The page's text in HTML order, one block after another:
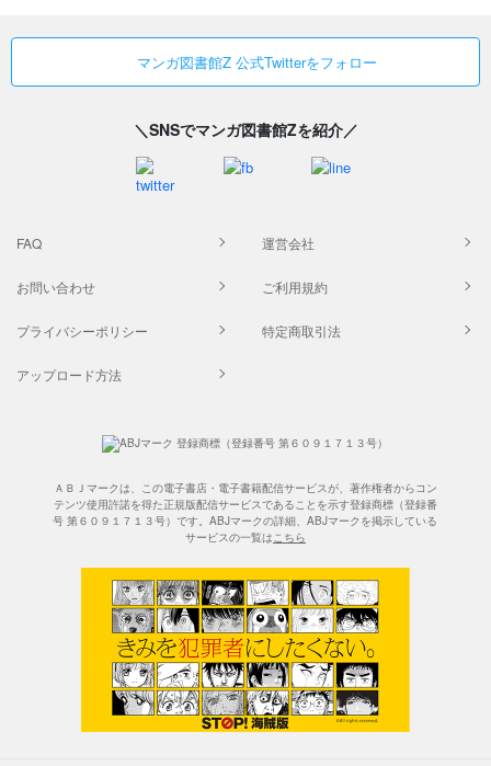
マンガ図書館Z 公式Twitterをフォロー
＼SNSでマンガ図書館Zを紹介／
FAQ 運営会社
お問い合わせ ご利用規約
プライバシーポリシー 特定商取引法
アップロード方法
ＡＢＪマークは、この電子書店・電子書籍配信サービスが、著作権者からコン
テンツ使用許諾を得た正規版配信サービスであることを示す登録商標（登録番
号 第６０９１７１３号）です。ABJマークの詳細、ABJマークを掲示している
サービスの一覧は こちら